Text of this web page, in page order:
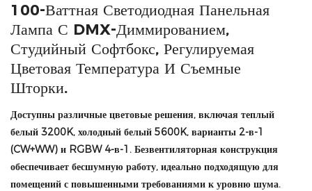
100-Ваттная Светодиодная Панельная
Лампа С DMX-Диммированием,
Студийный Софтбокс, Регулируемая
Цветовая Температура И Съемные
Шторки.
Доступны различные цветовые решения, включая теплый
белый 3200K, холодный белый 5600K, варианты 2-в-1
(CW+WW) и RGBW 4-в-1. Безвентиляторная конструкция
обеспечивает бесшумную работу, идеально подходящую для
помещений с повышенными требованиями к уровню шума.